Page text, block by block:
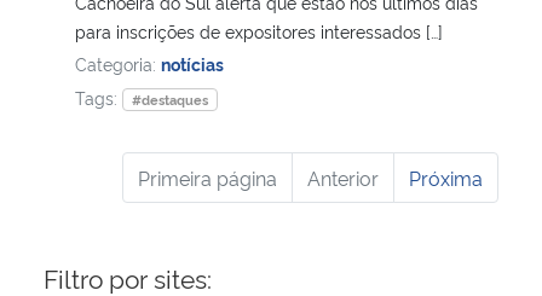
para inscrições de expositores interessados […]
Categoria: notícias
Tags:
#destaques
Primeira página Anterior Próxima
Filtro por sites: